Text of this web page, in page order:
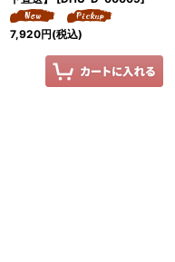
7,920円(税込)